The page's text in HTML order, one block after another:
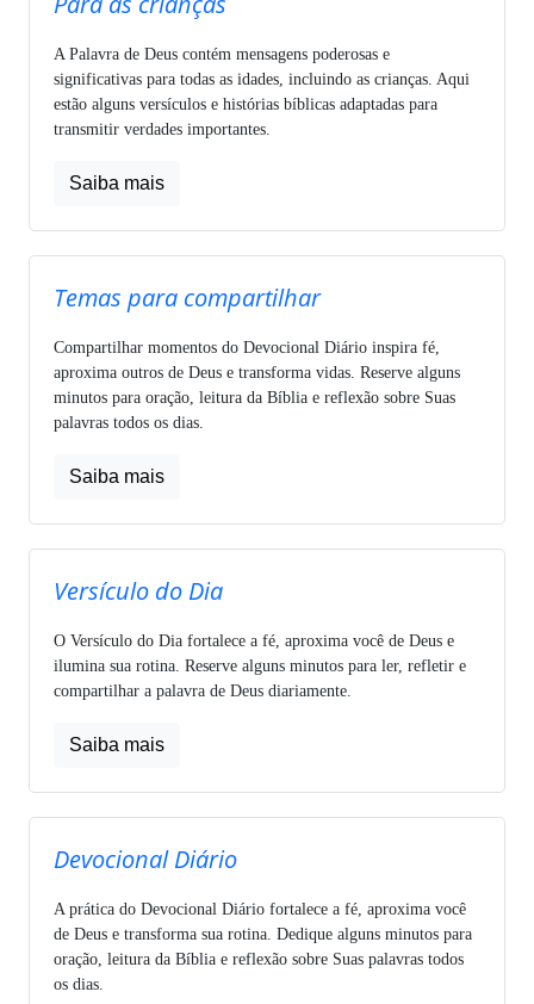
A Palavra de Deus contém mensagens poderosas e
significativas para todas as idades, incluindo as crianças. Aqui
estão alguns versículos e histórias bíblicas adaptadas para
transmitir verdades importantes.
Saiba mais
Temas para compartilhar
Compartilhar momentos do Devocional Diário inspira fé,
aproxima outros de Deus e transforma vidas. Reserve alguns
minutos para oração, leitura da Bíblia e reflexão sobre Suas
palavras todos os dias.
Saiba mais
Versículo do Dia
O Versículo do Dia fortalece a fé, aproxima você de Deus e
ilumina sua rotina. Reserve alguns minutos para ler, refletir e
compartilhar a palavra de Deus diariamente.
Saiba mais
Devocional Diário
A prática do Devocional Diário fortalece a fé, aproxima você
de Deus e transforma sua rotina. Dedique alguns minutos para
oração, leitura da Bíblia e reflexão sobre Suas palavras todos
os dias.